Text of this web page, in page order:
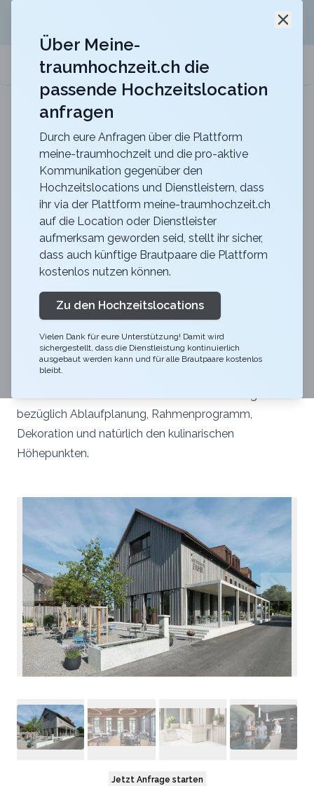
meine-traumhochzeit.ch
ART DECO HOTEL MONTANA
Für eure Hochzeit mit einmaligem Blick auf den
Zurück zur Suche
Restaurant Fahr
4.4
AG
Künten-Sulz Merkliste Link teilen
Durch die aussergewöhnliche Lage mitten im
Naturschutzgebiet und direkt an der wunderschönen
Reuss bietet das Restaurant Fahr den idealen Rahmen
für euer Hochzeit. Das stimmige Ambiente und die
einzelnen Details passen wir gerne eureb Bedürfnisse
bezüglich Ablaufplanung, Rahmenprogramm,
Dekoration und natürlich den kulinarischen
Höhepunkten.
Jetzt Anfrage starten
Über Meine-
traumhochzeit.ch die
passende Hochzeitslocation
anfragen
Durch eure Anfragen über die Plattform
meine-traumhochzeit und die pro-aktive
Kommunikation gegenüber den
Hochzeitslocations und Dienstleistern, dass
ihr via der Plattform meine-traumhochzeit.ch
auf die Location oder Dienstleister
aufmerksam geworden seid, stellt ihr sicher,
dass auch künftige Brautpaare die Plattform
kostenlos nutzen können.
Zu den Hochzeitslocations
Vielen Dank für eure Unterstützung! Damit wird
sichergestellt, dass die Dienstleistung kontinuierlich
ausgebaut werden kann und für alle Brautpaare kostenlos
bleibt.